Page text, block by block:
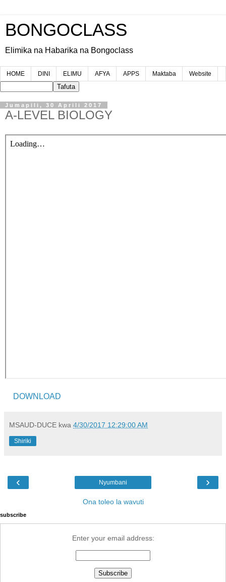
BONGOCLASS
Elimika na Habarika na Bongoclass
HOME DINI ELIMU AFYA APPS Maktaba Website
Jumapili, 30 Aprili 2017
A-LEVEL BIOLOGY
DOWNLOAD
MSAUD-DUCE kwa 4/30/2017 12:29:00 AM
Shiriki
‹ ›
Nyumbani
Ona toleo la wavuti
subscribe
Enter your email address: